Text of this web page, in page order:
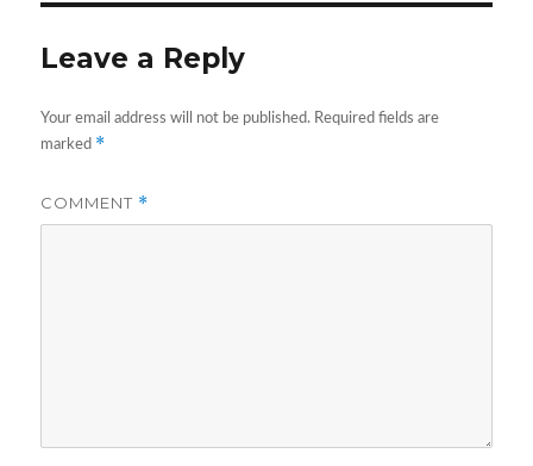
Leave a Reply
Your email address will not be published. Required fields are
marked *
COMMENT *